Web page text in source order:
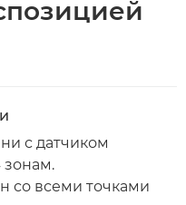
с датчиком
зонам.
со всеми точками